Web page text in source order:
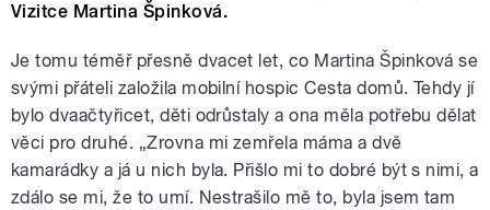
Vizitce Martina Špinková.
Je tomu téměř přesně dvacet let, co Martina Špinková se
svými přáteli založila mobilní hospic Cesta domů. Tehdy jí
bylo dvaačtyřicet, děti odrůstaly a ona měla potřebu dělat
věci pro druhé. „Zrovna mi zemřela máma a dvě
kamarádky a já u nich byla. Přišlo mi to dobré být s nimi, a
zdálo se mi, že to umí. Nestrašilo mě to, byla jsem tam